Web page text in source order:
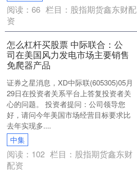
阅读：66 栏目： 股指期货鑫东财配
资
怎么杠杆买股票 中际联合：公
司在美国风力发电市场主要销售
免爬器产品
证券之星消息，XD中际联(605305)05月
29日在投资者关系平台上答复投资者关
心的问题。 投资者提问：公司领导您
好，请问今年美国市场经营目标要求比
去年实现多....
中集
阅读： 102 栏目： 股指期货鑫东财
配资